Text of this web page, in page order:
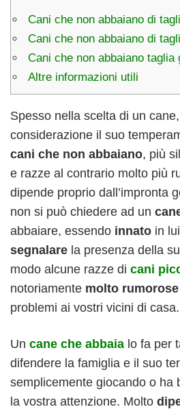
Cani che non abbaiano di
Cani che non abbaiano di
Cani che non abbaiano taglia
Altre informazioni utili
Spesso nella scelta di un
considerazione il suo
cani che non abbaiano, più
e razze al contrario molto più
dipende proprio dall’impronta
non si può chiedere ad un
abbaiare, essendo innato in lui
segnalare la presenza della
modo alcune razze di cani
notoriamente molto rumorose
problemi ai vostri vicini di casa.
Un cane che abbaia lo fa per
difendere la famiglia e il suo
semplicemente giocando o ha
la vostra attenzione. Molto